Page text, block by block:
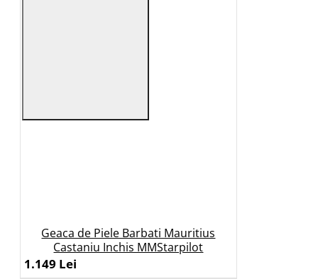
Geaca de Piele Barbati Mauritius
Castaniu Inchis MMStarpilot
1.149 Lei